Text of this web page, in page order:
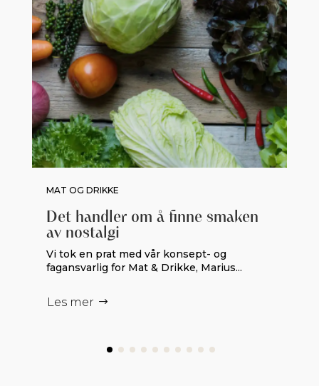
MAT OG DRIKKE
Det handler om å finne smaken
av nostalgi
Vi tok en prat med vår konsept- og
fagansvarlig for Mat & Drikke, Marius...
Les mer